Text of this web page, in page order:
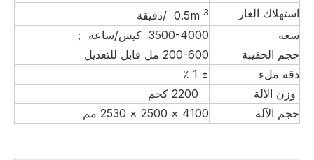
استهلاك الغاز
0.5m 3
/دقيقة
سعة
3500-4000 كيس/ساعة ；
حجم الحقيبة
200-600 مل قابل للتعديل
دقة ملء
± 1 ٪
وزن الآلة
حجم الآلة
4100 × 2500 × 2530 مم